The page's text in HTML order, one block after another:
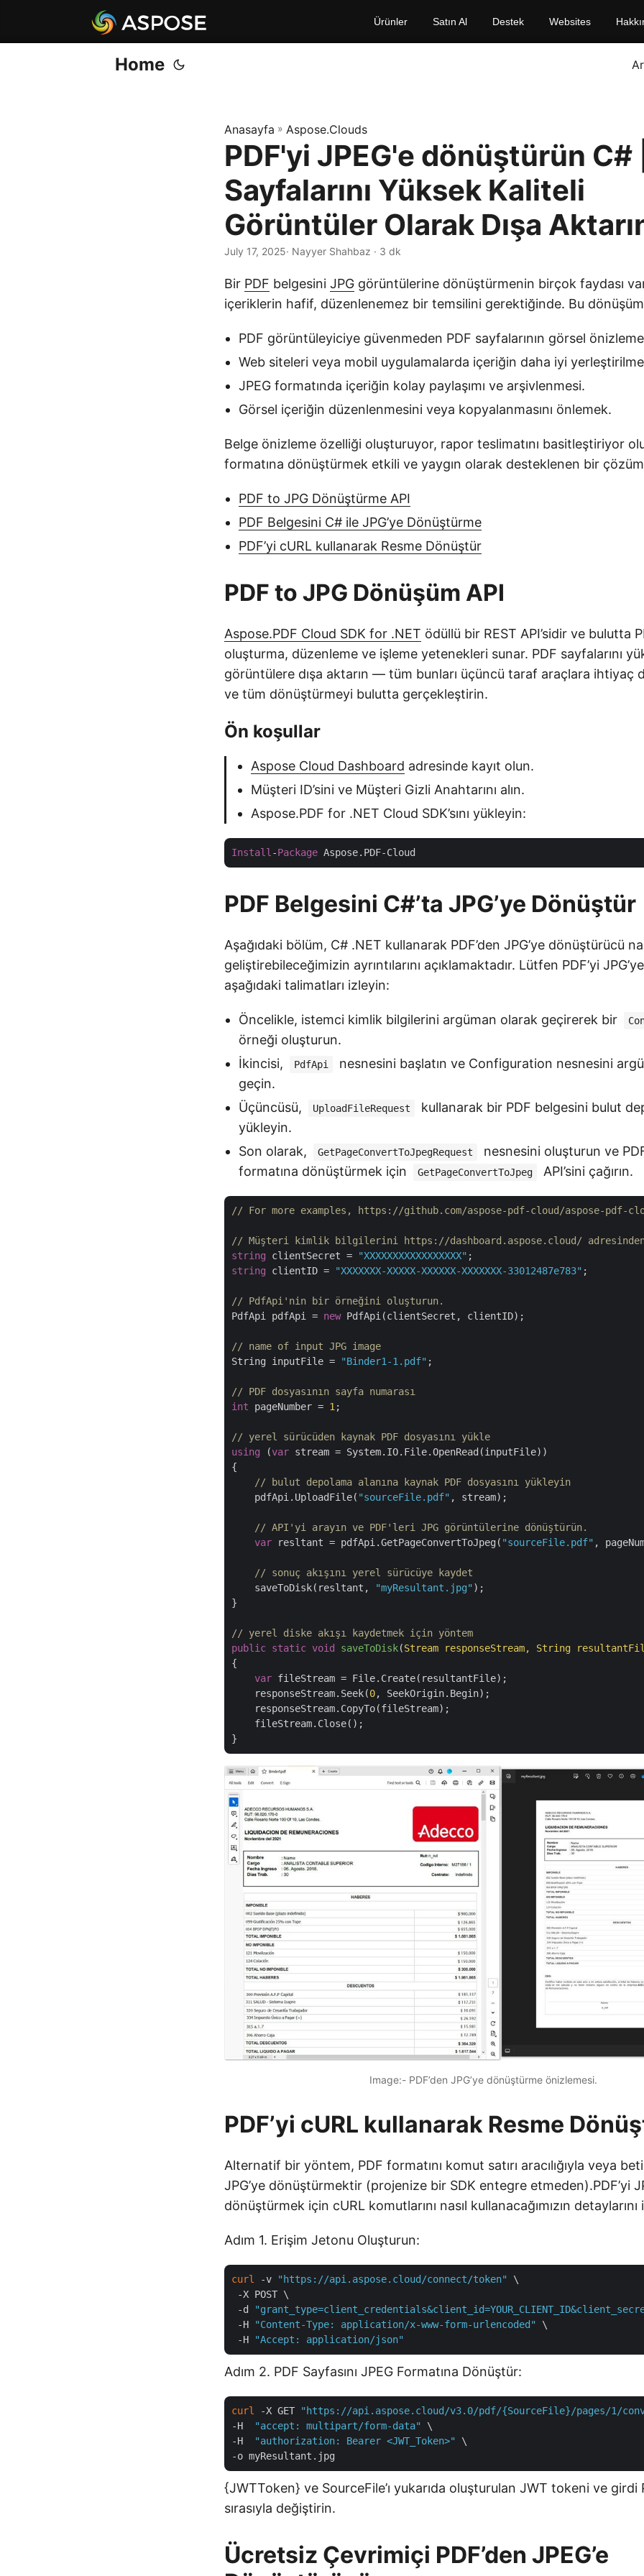
Ürünler Satın Al Destek Websites
Home
Anasayfa » Aspose.Clouds
PDF'yi JPEG'e dönüştürün C#
Sayfalarını Yüksek Kaliteli
Görüntüler Olarak Dışa
July 17, 2025· Nayyer Shahbaz · 3 dk
Bir PDF belgesini JPG görüntülerine dönüştürmenin birçok faydası
içeriklerin hafif, düzenlenemez bir temsilini gerektiğinde. Bu
PDF görüntüleyiciye güvenmeden PDF sayfalarının görsel
Web siteleri veya mobil uygulamalarda içeriğin daha iyi
JPEG formatında içeriğin kolay paylaşımı ve arşivlenmesi.
Görsel içeriğin düzenlenmesini veya kopyalanmasını önlemek.
Belge önizleme özelliği oluşturuyor, rapor teslimatını basitleştiriyor
formatına dönüştürmek etkili ve yaygın olarak desteklenen bir
PDF to JPG Dönüştürme API
PDF Belgesini C# ile JPG’ye Dönüştürme
PDF’yi cURL kullanarak Resme Dönüştür
PDF to JPG Dönüşüm API
Aspose.PDF Cloud SDK for .NET ödüllü bir REST API’sidir ve bulutta
oluşturma, düzenleme ve işleme yetenekleri sunar. PDF sayfalarını
görüntülere dışa aktarın — tüm bunları üçüncü taraf araçlara ihtiyaç
ve tüm dönüştürmeyi bulutta gerçekleştirin.
Ön koşullar
Aspose Cloud Dashboard adresinde kayıt olun.
Müşteri ID’sini ve Müşteri Gizli Anahtarını alın.
Aspose.PDF for .NET Cloud SDK’sını yükleyin:
Install -Package
PDF Belgesini C#’ta JPG’ye Dönüştür
Aşağıdaki bölüm, C# .NET kullanarak PDF’den JPG’ye dönüştürücü
geliştirebileceğimizin ayrıntılarını açıklamaktadır. Lütfen PDF’yi
aşağıdaki talimatları izleyin:
Öncelikle, istemci kimlik bilgilerini argüman olarak geçirerek bir
örneği oluşturun.
İkincisi,
PdfApi
nesnesini başlatın ve Configuration nesnesini
geçin.
Üçüncüsü,
UploadFileRequest
kullanarak bir PDF belgesini bulut
yükleyin.
Son olarak,
GetPageConvertToJpegRequest
nesnesini oluşturun ve
formatına dönüştürmek için
GetPageConvertToJpeg API’sini çağırın.
// For more examples, https://github.com/aspose-pdf-cloud/aspose-pdf-
// Müşteri kimlik bilgilerini https://dashboard.aspose.cloud/
string clientSecret = "XXXXXXXXXXXXXXXXX"
string clientID = "XXXXXXX-XXXXX-XXXXXX-XXXXXXX-33012487e783" ;
// PdfApi'nin bir örneğini oluşturun.
PdfApi pdfApi = new PdfApi(clientSecret, clientID);
// name of input JPG image
String inputFile =
"Binder1-1.pdf" ;
// PDF dosyasının sayfa numarası
int pageNumber = 1 ;
// yerel sürücüden kaynak PDF dosyasını yükle
using (var stream = System.IO.File.OpenRead(inputFile))
{
// bulut depolama alanına kaynak PDF dosyasını yükleyin
    pdfApi.UploadFile(
"sourceFile.pdf" , stream);
// API'yi arayın ve PDF'leri JPG görüntülerine dönüştürün.
var resltant = pdfApi.GetPageConvertToJpeg( "sourceFile.pdf" ,
// sonuç akışını yerel sürücüye kaydet
    saveToDisk(resltant,
"myResultant.jpg" );
}
// yerel diske akışı kaydetmek için yöntem
public static void saveToDisk(Stream responseStream, String
{
var fileStream = File.Create(resultantFile);
    responseStream.Seek(
0, SeekOrigin.Begin);
    responseStream.CopyTo(fileStream);
    fileStream.Close();
Image:- PDF’den JPG’ye dönüştürme önizlemesi.
PDF’yi cURL kullanarak Resme
Alternatif bir yöntem, PDF formatını komut satırı aracılığıyla veya
JPG’ye dönüştürmektir (projenize bir SDK entegre etmeden).PDF’yi
dönüştürmek için cURL komutlarını nasıl kullanacağımızın
Adım 1. Erişim Jetonu Oluşturun:
curl -v "https://api.aspose.cloud/connect/token"
\
-X POST \
-d
-H
"Content-Type: application/x-www-form-urlencoded"
\
-H
"Accept: application/json"
Adım 2. PDF Sayfasını JPEG Formatına Dönüştür:
curl -X GET
"https://api.aspose.cloud/v3.0/pdf/{SourceFile}/pages/1/
-H
"accept: multipart/form-data"
\
-H
"authorization: Bearer <JWT_Token>"
\
{JWTToken} ve SourceFile’ı yukarıda oluşturulan JWT tokeni ve girdi
sırasıyla değiştirin.
Ücretsiz Çevrimiçi PDF’den JPEG’e